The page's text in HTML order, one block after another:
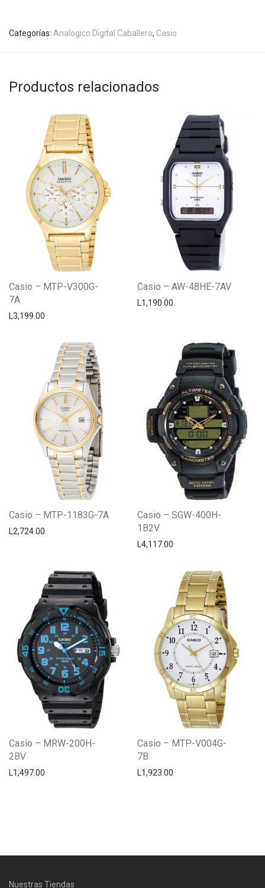
Categorías: Analogico Digital Caballero, Casio
Productos relacionados
Casio – MTP-V300G-
7A
L3,199.00
Casio – AW-48HE-7AV
L1,190.00
Casio – MTP-1183G-7A
L2,724.00
Casio – SGW-400H-
1B2V
L4,117.00
Casio – MRW-200H-
2BV
L1,497.00
Casio – MTP-V004G-
7B
L1,923.00
Nuestras Tiendas